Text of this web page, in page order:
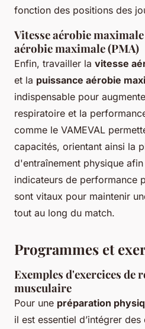
fonction des positions des
Vitesse aérobie
aérobie maximale (PMA)
Enfin, travailler la vitesse
et la puissance aérobie
indispensable pour
respiratoire et la
comme le VAMEVAL
capacités, orientant ainsi la
d'entraînement physique
indicateurs de performance
sont vitaux pour maintenir
tout au long du match.
Programmes et
Exemples d'exercices de
musculaire
Pour une préparation
il est essentiel d’intégrer